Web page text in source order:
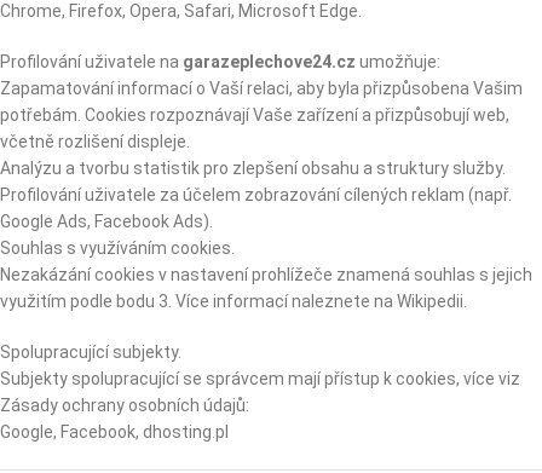
Chrome, Firefox, Opera, Safari, Microsoft Edge.
Profilování uživatele na garazeplechove24.cz umožňuje:
Zapamatování informací o Vaší relaci, aby byla přizpůsobena Vašim
potřebám. Cookies rozpoznávají Vaše zařízení a přizpůsobují web,
včetně rozlišení displeje.
Analýzu a tvorbu statistik pro zlepšení obsahu a struktury služby.
Profilování uživatele za účelem zobrazování cílených reklam (např.
Google Ads, Facebook Ads).
Souhlas s využíváním cookies.
Nezakázání cookies v nastavení prohlížeče znamená souhlas s jejich
využitím podle bodu 3. Více informací naleznete na Wikipedii.
Spolupracující subjekty.
Subjekty spolupracující se správcem mají přístup k cookies, více viz
Zásady ochrany osobních údajů:
Google, Facebook, dhosting.pl